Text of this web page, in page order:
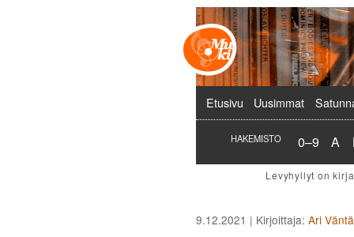
Päävalikko
Etusivu Uusimmat
HAKEMISTO 0–9 A
9.12.2021 | Kirjoittaja: Ari